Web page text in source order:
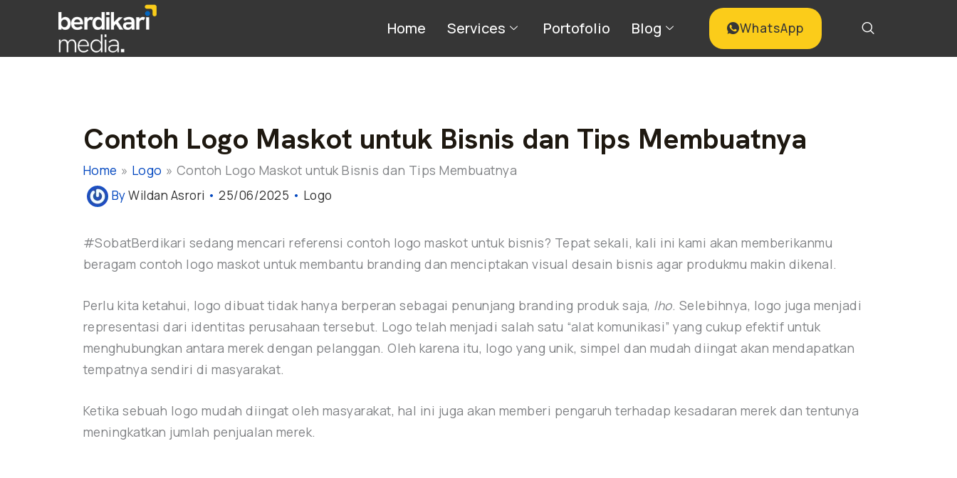
Home Services Portofolio Blog WhatsApp
Contoh Logo Maskot untuk Bisnis dan Tips Membuatnya
Home Logo Contoh Logo Maskot untuk Bisnis dan Tips Membuatnya
ByWildan Asrori •25/06/2025 • Logo
#SobatBerdikari sedang mencari referensi contoh logo maskot untuk bisnis? Tepat sekali, kali ini kami akan memberikanmu
beragam contoh logo maskot untuk membantu branding dan menciptakan visual desain bisnis agar produkmu makin dikenal.
Perlu kita ketahui, logo dibuat tidak hanya berperan sebagai penunjang branding produk saja, lho. Selebihnya, logo juga menjadi
representasi dari identitas perusahaan tersebut. Logo telah menjadi salah satu “alat komunikasi” yang cukup efektif untuk
menghubungkan antara merek dengan pelanggan. Oleh karena itu, logo yang unik, simpel dan mudah diingat akan mendapatkan
tempatnya sendiri di masyarakat.
Ketika sebuah logo mudah diingat oleh masyarakat, hal ini juga akan memberi pengaruh terhadap kesadaran merek dan tentunya
meningkatkan jumlah penjualan merek.